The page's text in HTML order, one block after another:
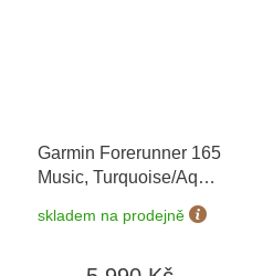
Garmin Forerunner 165
Music, Turquoise/Aqua
možnost výměny do 90
skladem na prodejně